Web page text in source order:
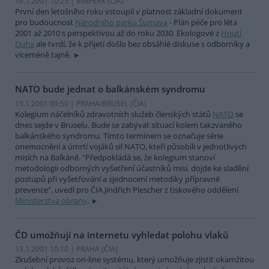
První den letošního roku vstoupil v platnost základní dokument
pro budoucnost Národního parku Šumava - Plán péče pro léta
2001 až 2010 s perspektivou až do roku 2030. Ekologové z Hnutí
Duha ale tvrdí, že k přijetí došlo bez obsáhlé diskuse s odborníky a
víceméně tajně.
NATO bude jednat o balkánském syndromu
15.1.2001 09:50 | PRAHA/BRUSEL (ČIA)
Kolegium náčelníků zdravotních služeb členských států NATO se
dnes sejde v Bruselu. Bude se zabývat situací kolem takzvaného
balkánského syndromu. Tímto termínem se označuje série
onemocnění a úmrtí vojáků sil NATO, kteří působili v jednotlivých
misích na Balkáně. "Předpokládá se, že kolegium stanoví
metodologii odborných vyšetření účastníků misí, dojde ke sladění
postupů při vyšetřování a sjednocení metodiky přípravné
prevence", uvedl pro ČIA Jindřich Plescher z tiskového oddělení
Ministerstva obrany.
ČD umožňují na internetu vyhledat polohu vlaků
13.1.2001 10:10 | PRAHA (ČIA)
Zkušební provoz on-line systému, který umožňuje zjistit okamžitou